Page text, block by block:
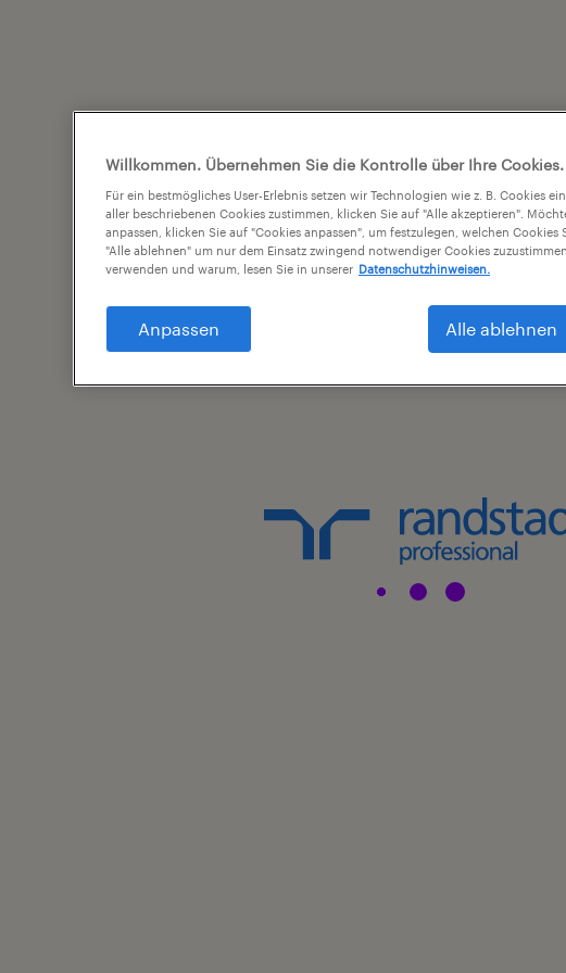
Willkommen. Übernehmen Sie die Kontrolle über Ihre Cookies.
Für ein bestmögliches User-Erlebnis setzen wir Technologien wie z. B. Cookies
aller beschriebenen Cookies zustimmen, klicken Sie auf "Alle akzeptieren".
anpassen, klicken Sie auf "Cookies anpassen", um festzulegen, welchen Cookies
"Alle ablehnen" um nur dem Einsatz zwingend notwendiger Cookies
verwenden und warum, lesen Sie in unserer Datenschutzhinweisen.
Anpassen Alle ablehnen